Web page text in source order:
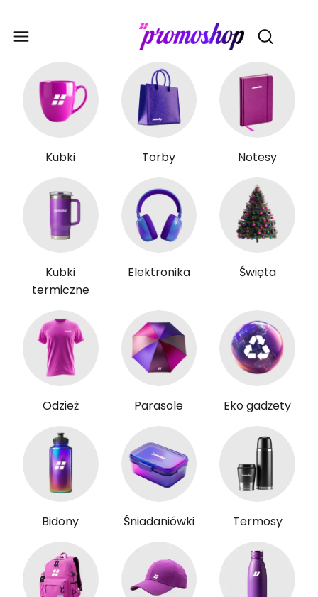
Otwórz
Kubki Torby Notesy
Kubki
termiczne
Elektronika Święta
Odzież Parasole Eko gadżety
Bidony Śniadaniówki Termosy